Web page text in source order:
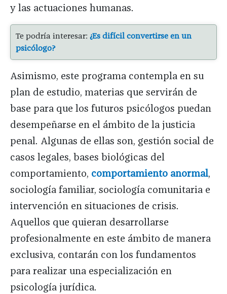
y las actuaciones humanas.
Te podría interesar: ¿Es difícil convertirse en un
psicólogo?
Asimismo, este programa contempla en su
plan de estudio, materias que servirán de
base para que los futuros psicólogos puedan
desempeñarse en el ámbito de la justicia
penal. Algunas de ellas son, gestión social de
casos legales, bases biológicas del
comportamiento, comportamiento anormal,
sociología familiar, sociología comunitaria e
intervención en situaciones de crisis.
Aquellos que quieran desarrollarse
profesionalmente en este ámbito de manera
exclusiva, contarán con los fundamentos
para realizar una especialización en
psicología jurídica.